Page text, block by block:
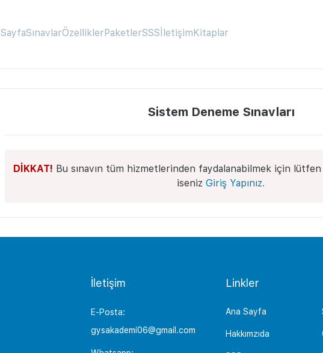
SınavlarÖzelliklerPaketlerSSSİletişimKitaplar
Sistem Deneme Sınavları
DİKKAT! Bu sınavın tüm hizmetlerinden faydalanabilmek için lütfen
iseniz Giriş Yapınız.
İletişim
E-Posta:
gysakademi06@gmail.com
Linkler
Ana Sayfa
Hakkımzıda